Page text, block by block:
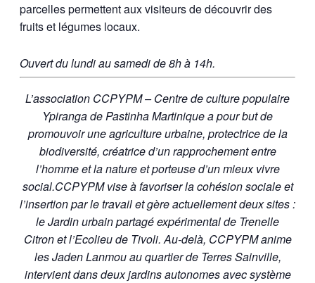
parcelles permettent aux visiteurs de découvrir des
fruits et légumes locaux.
Ouvert du lundi au samedi de 8h à 14h.
L’association CCPYPM – Centre de culture populaire
Ypiranga de Pastinha Martinique a pour but de
promouvoir une agriculture urbaine, protectrice de la
biodiversité, créatrice d’un rapprochement entre
l’homme et la nature et porteuse d’un mieux vivre
social.CCPYPM vise à favoriser la cohésion sociale et
l’insertion par le travail et gère actuellement deux sites :
le Jardin urbain partagé expérimental de Trenelle
Citron et l’Ecolieu de Tivoli. Au-delà, CCPYPM anime
les Jaden Lanmou au quartier de Terres Sainville,
intervient dans deux jardins autonomes avec système